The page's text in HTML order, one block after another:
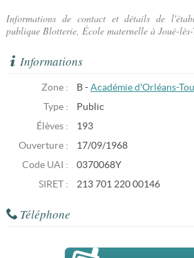
Informations de contact et détails de
publique Blotterie, École maternelle à Joué-lès-
Informations
Zone : B - Académie d'Orléans-
Type :
Public
Élèves :
193
Ouverture :
17/09/1968
Code UAI :
0370068Y
SIRET :
213 701 220 00146
Téléphone